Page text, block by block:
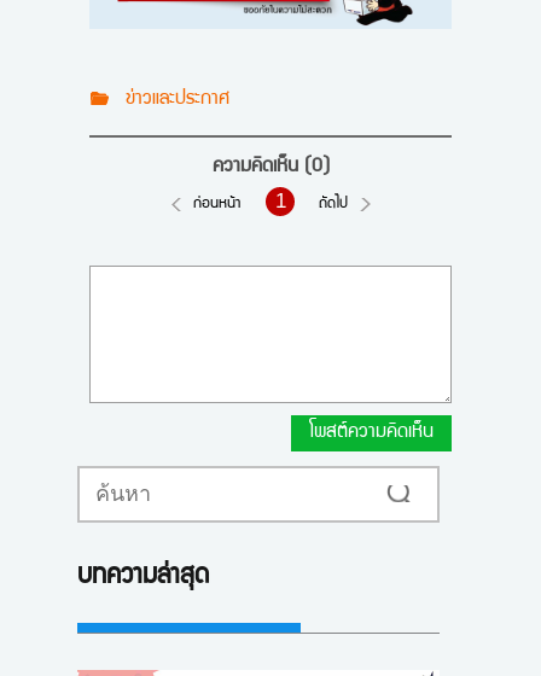
ข่าวและประกาศ
ความคิดเห็น (0)
ก่อนหน้า 1 ถัดไป
โพสต์ความคิดเห็น
ค้นหา
บทความล่าสุด